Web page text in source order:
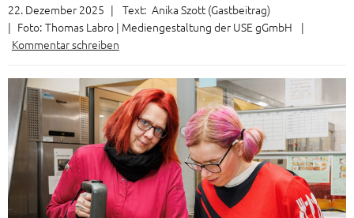
22. Dezember 2025 | Text: Anika Szott (Gastbeitrag)
| Foto: Thomas Labro | Mediengestaltung der USE gGmbH
|
Kommentar schreiben